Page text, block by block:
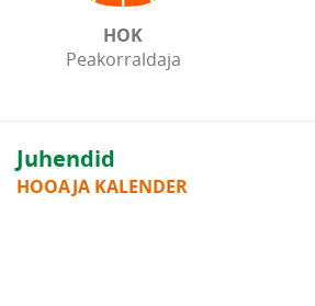
HOK
Peakorraldaja
Juhendid
HOOAJA KALENDER